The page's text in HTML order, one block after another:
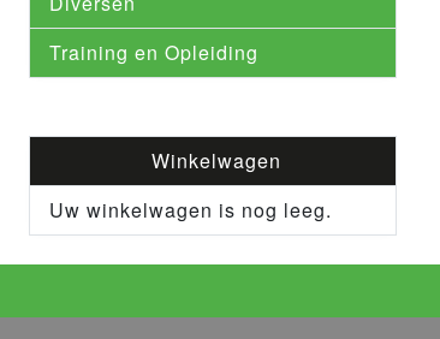
Winkelwagen
Uw winkelwagen is nog leeg.
Training en Opleiding